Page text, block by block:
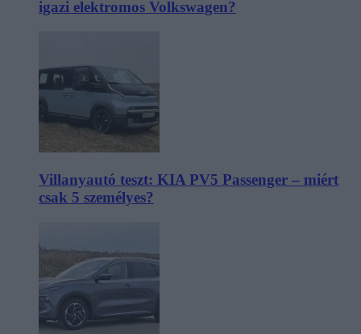
igazi elektromos Volkswagen?
Villanyautó teszt: KIA PV5 Passenger – miért
csak 5 személyes?